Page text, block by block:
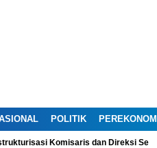
POLITIK
Komisaris dan Direksi